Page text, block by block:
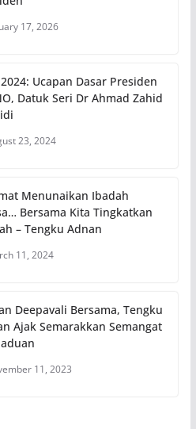
17, 2026
2024: Ucapan Dasar Presiden
Datuk Seri Dr Ahmad Zahid
23, 2024
Menunaikan Ibadah
Bersama Kita Tingkatkan
– Tengku Adnan
11, 2024
Deepavali Bersama, Tengku
Ajak Semarakkan Semangat
11, 2023